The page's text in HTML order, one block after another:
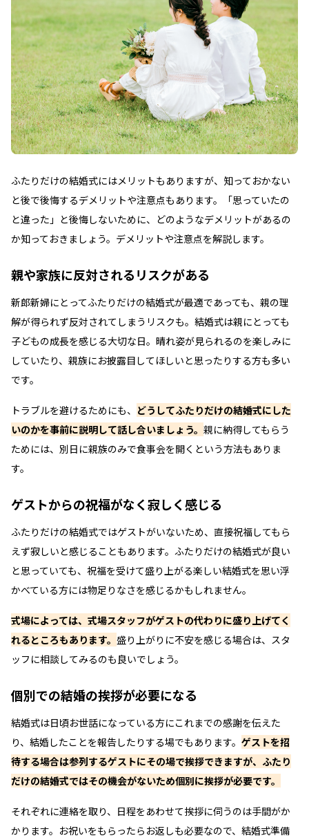
ふたりだけの結婚式にはメリットもありますが、知っておかない
と後で後悔するデメリットや注意点もあります。「思っていたの
と違った」と後悔しないために、どのようなデメリットがあるの
か知っておきましょう。デメリットや注意点を解説します。
親や家族に反対されるリスクがある
新郎新婦にとってふたりだけの結婚式が最適であっても、親の理
解が得られず反対されてしまうリスクも。結婚式は親にとっても
子どもの成長を感じる大切な日。晴れ姿が見られるのを楽しみに
していたり、親族にお披露目してほしいと思ったりする方も多い
です。
トラブルを避けるためにも、 どうしてふたりだけの結婚式にした
いのかを事前に説明して話し合いましょう。 親に納得してもらう
ためには、別日に親族のみで食事会を開くという方法もありま
す。
ゲストからの祝福がなく寂しく感じる
ふたりだけの結婚式ではゲストがいないため、直接祝福してもら
えず寂しいと感じることもあります。ふたりだけの結婚式が良い
と思っていても、祝福を受けて盛り上がる楽しい結婚式を思い浮
かべている方には物足りなさを感じるかもしれません。
式場によっては、式場スタッフがゲストの代わりに盛り上げてく
れるところもあります。 盛り上がりに不安を感じる場合は、スタ
ッフに相談してみるのも良いでしょう。
個別での結婚の挨拶が必要になる
結婚式は日頃お世話になっている方にこれまでの感謝を伝えた
り、結婚したことを報告したりする場でもあります。 ゲストを招
待する場合は参列するゲストにその場で挨拶できますが、ふたり
だけの結婚式ではその機会がないため個別に挨拶が必要です。
それぞれに連絡を取り、日程をあわせて挨拶に伺うのは手間がか
かります。お祝いをもらったらお返しも必要なので、結婚式準備